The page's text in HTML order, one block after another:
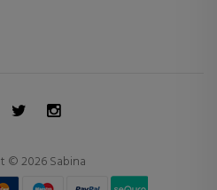
© 2026 Sabina